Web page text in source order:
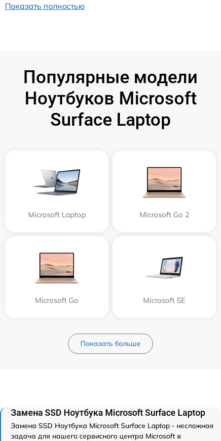
Показать полностью
Популярные модели
Ноутбуков Microsoft
Surface Laptop
Microsoft Laptop Microsoft Go 2
Microsoft Go Microsoft SE
Показать больше
Замена SSD Ноутбука Microsoft Surface Laptop
Замена SSD Ноутбука Microsoft Surface Laptop - несложная
задача для нашего сервисного центра Microsoft в